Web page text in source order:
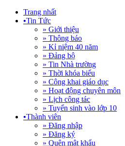
Trang nhất
•Tin Tức
» Giới thiệu
» Thông báo
» Kỉ niệm 40 năm
» Đảng bộ
» Tin Nhà trường
» Thời khóa biểu
» Công khai giáo dục
» Hoạt động chuyên môn
» Lịch công tác
» Tuyển sinh vào lớp 10
•Thành viên
» Đăng nhập
» Đăng ký
» Quên mật khẩu